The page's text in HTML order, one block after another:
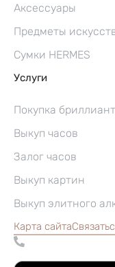
Аксессуары
Предметы
Сумки HERMES
Услуги
Покупка
Выкуп часов
Залог часов
Выкуп картин
Выкуп элитного
Карта сайта